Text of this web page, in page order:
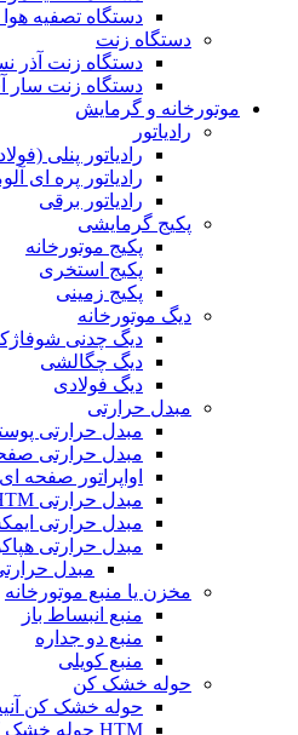
دستگاه تصفیه
دستگاه زنت
دستگاه زنت آذر
دستگاه زنت سار
موتورخانه و گرمایش
رادیاتور
رادیاتور پنلی
رادیاتور پره ای
رادیاتور برقی
پکیج گرمایشی
پکیج موتورخانه
پکیج استخری
پکیج زمینی
دیگ موتورخانه
دیگ چدنی
دیگ چگالشی
دیگ فولادی
مبدل حرارتی
مبدل حرارتی
مبدل حرارتی
اواپراتور صفحه ای
مبدل حرارتی HTM
مبدل حرارتی
مبدل حرارتی
مبدل
مخزن یا منبع موتورخانه
منبع انبساط باز
منبع دو جداره
منبع کویلی
حوله خشک کن
حوله خشک کن
HTM حوله خشک کن استیل